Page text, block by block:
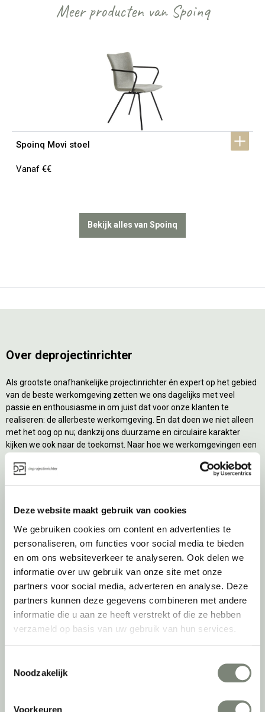
Deze website maakt gebruik van cookies
We gebruiken cookies om content en advertenties te
personaliseren, om functies voor social media te bieden
en om ons websiteverkeer te analyseren. Ook delen we
informatie over uw gebruik van onze site met onze
partners voor social media, adverteren en analyse. Deze
partners kunnen deze gegevens combineren met andere
informatie die u aan ze heeft verstrekt of die ze hebben
verzameld op basis van uw gebruik van hun services.
Noodzakelijk
Voorkeuren
Meer producten van Spoinq
Spoinq Movi stoel
Vanaf €€
Bekijk alles van Spoinq
Over deprojectinrichter
Als grootste onafhankelijke projectinrichter én expert op het gebied
van de beste werkomgeving zetten we ons dagelijks met veel
passie en enthousiasme in om juist dat voor onze klanten te
realiseren: de allerbeste werkomgeving. En dat doen we niet alleen
met het oog op nu; dankzij ons duurzame en circulaire karakter
kijken we ook naar de toekomst. Naar hoe we werkomgevingen een
tweede leven kunnen geven, bijvoorbeeld. Maar ook door keer op
keer actief te kijken naar de duurzaamste optie.
Ergonomische bureaustoelen
Zitsta bureaus
Projectstoffering
Akoestische oplossingen
Zitmeubilair
Kantoorkasten
Scheidingswanden
Verlichting